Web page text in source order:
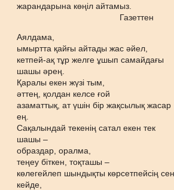
жарандарына көңіл айтамыз.
Газеттен
Аялдама,
ымыртта қайғы айтады жас әйел,
кетпей-ақ тұр желге ұшып самайдағы
шашы әрең.
Қаралы екен жүзі тым,
әттең, қолдан келсе ғой
азаматтық, ат үшін бір жақсылық жасар
ең.
Сақалындай текенің сатал екен тек
шашы –
образдар, оралма,
теңеу біткен, тоқташы –
көлегейлеп шындықты көрсетпейсің сен
кейде,